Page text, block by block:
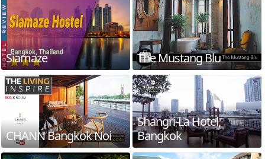
Siamaze The Mustang Blu
CHANN Bangkok Noi
Shangri-La Hotel,
Bangkok